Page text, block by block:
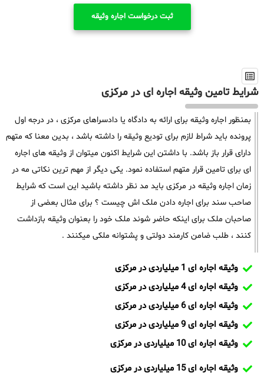
ثبت درخواست اجاره وثیقه
شرایط تامین وثیقه اجاره ای در مرکزی
بمنظور اجاره وثیقه برای ارائه به دادگاه یا دادسراهای مرکزی ، در درجه اول
پرونده باید شراط لازم برای تودیع وثیقه را داشته باشد ، بدین معنا که متهم
دارای قرار باز باشد. با داشتن این شرایط اکنون میتوان از وثیقه های اجاره
ای برای تامین قرار متهم استفاده نمود. یکی دیگر از مهم ترین نکاتی مه در
زمان اجاره وثیقه در مرکزی باید مد نظر داشته باشید این است که شرایط
صاحب سند برای اجاره دادن ملک اش چیست ؟ برای مثال بعضی از
صاحبان ملک برای اینکه حاضر شوند ملک خود را بعنوان وثیقه بازداشت
کنند ، طلب ضامن کارمند دولتی و پشتوانه ملکی میکنند .
وثیقه اجاره ای 1 میلیاردی در مرکزی
وثیقه اجاره ای 4 میلیاردی در مرکزی
وثیقه اجاره ای 6 میلیاردی در مرکزی
وثیقه اجاره ای 9 میلیاردی در مرکزی
وثیقه اجاره ای 10 میلیاردی در مرکزی
وثیقه اجاره ای 15 میلیاردی در مرکزی